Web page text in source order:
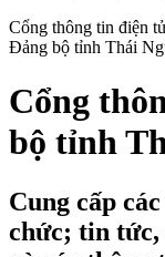
Cổng thông tin điện
Đảng bộ tỉnh Thái
Cổng
bộ tỉnh
Cung cấp
chức; tin